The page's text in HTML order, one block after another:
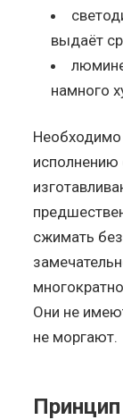
выдаёт
намного
Необходимо
исполнению
сжимать
Они не
не моргают.